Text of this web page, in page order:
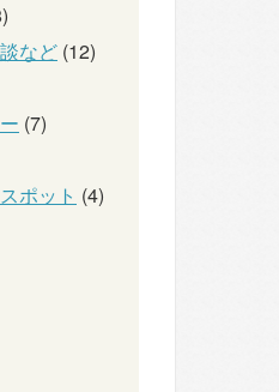
など (12)
(7)
ポット (4)